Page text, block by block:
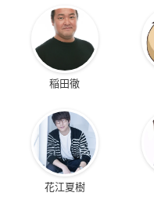
稲田徹
花江夏樹